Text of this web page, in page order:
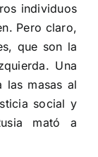
individuos
Pero claro,
que son la
Una
las masas al
social y
mató a